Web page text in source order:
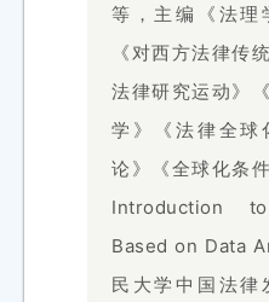
等，主编《法理
《对西方法律传
法律研究运动》
学》《法律全球
论》《全球化条
Introduction
Based on Data
民大学中国法律